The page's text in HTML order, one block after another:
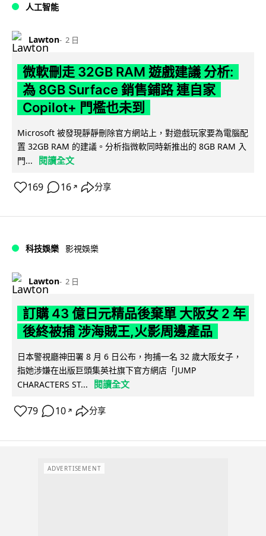
人工智能
Lawton 2 日
微軟刪走 32GB RAM 遊戲建議 分析:
為 8GB Surface 銷售鋪路 連自家
Copilot+ 門檻也未到
Microsoft 被發現靜靜刪除官方網站上，對遊戲玩家要為電腦配
置 32GB RAM 的建議。分析指微軟同時新推出的 8GB RAM 入
門...
閱讀全文
169 16 ↗ 分享
科技娛樂 影視娛樂
Lawton 2 日
訂購 43 億日元精品後棄單 大阪女 2 年
後終被捕 涉海賊王,火影周邊產品
日本警視廳神田署 8 月 6 日公布，拘捕一名 32 歲大阪女子，
指她涉嫌在出版巨頭集英社旗下官方網店「JUMP
CHARACTERS ST...
閱讀全文
79 10 ↗ 分享
ADVERTISEMENT